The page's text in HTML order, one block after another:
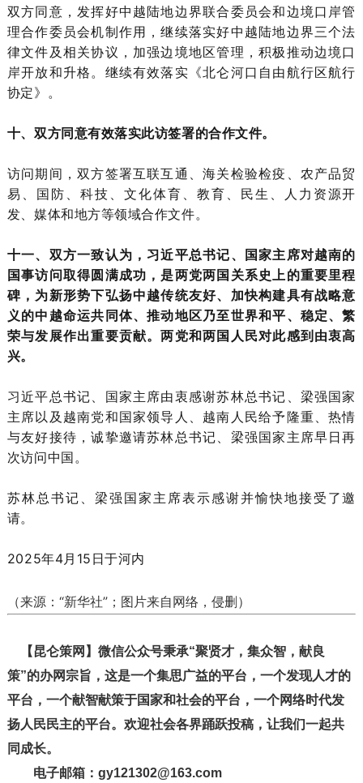
双方同意，发挥好中越陆地边界联合委员会和边境口岸管
理合作委员会机制作用，继续落实好中越陆地边界三个法
律文件及相关协议，加强边境地区管理，积极推动边境口
岸开放和升格。继续有效落实《北仑河口自由航行区航行
协定》。
十、双方同意有效落实此访签署的合作文件。
访问期间，双方签署互联互通、海关检验检疫、农产品贸
易、国防、科技、文化体育、教育、民生、人力资源开
发、媒体和地方等领域合作文件。
十一、双方一致认为，习近平总书记、国家主席对越南的
国事访问取得圆满成功，是两党两国关系史上的重要里程
碑，为新形势下弘扬中越传统友好、加快构建具有战略意
义的中越命运共同体、推动地区乃至世界和平、稳定、繁
荣与发展作出重要贡献。两党和两国人民对此感到由衷高
兴。
习近平总书记、国家主席由衷感谢苏林总书记、梁强国家
主席以及越南党和国家领导人、越南人民给予隆重、热情
与友好接待，诚挚邀请苏林总书记、梁强国家主席早日再
次访问中国。
苏林总书记、梁强国家主席表示感谢并愉快地接受了邀
请。
2025年4月15日于河内
（来源：“新华社”； 图片来自网络，侵删）
【昆仑策网】微信公众号秉承“聚贤才，集众智，献良
策”的办网宗旨，这是一个集思广益的平台，一个发现人才的
平台，一个献智献策于国家和社会的平台，一个网络时代发
扬人民民主的平台。欢迎社会各界踊跃投稿，让我们一起共
同成长。
电子邮箱：gy121302@163.com